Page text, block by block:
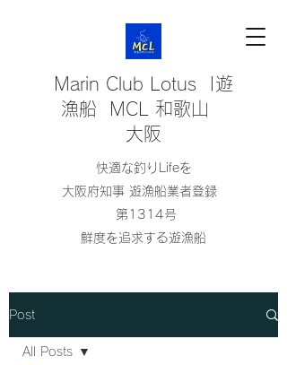
Marin Club Lotus |遊
漁船 MCL 和歌山
大阪
快適な釣りLifeを
大阪府知事 遊漁船業者登録
第1314号
鮮度を追求する遊漁船
Post
All Posts